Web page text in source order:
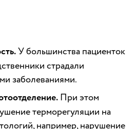
У большинства пациенток
страдали
заболеваниями.
При этом
терморегуляции на
например, нарушение